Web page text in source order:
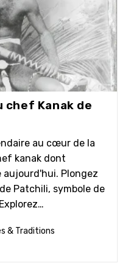
chef Kanak de
au cœur de la
kanak dont
aujourd'hui. Plongez
Patchili, symbole de
& Traditions